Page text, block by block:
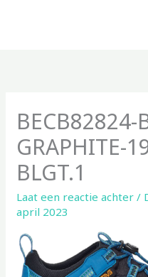
BECB82824-
GRAPHITE-
BLGT.1
Laat een reactie achter /
april 2023